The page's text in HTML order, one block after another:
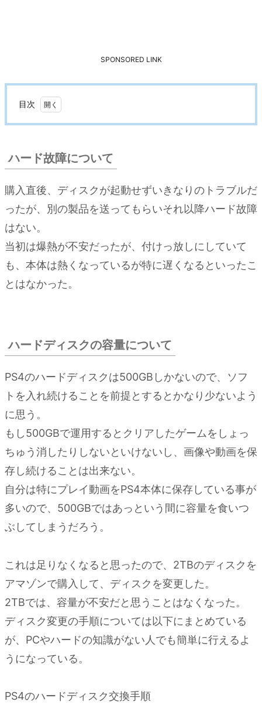
SPONSORED LINK
目次
1.
ー
ド
故
障
に
つ
い
て
ハー
容量
いて
3.
デュ
アル
ック
の問
題
4.
ネッ
プレ
イ
5.
PS4
フト
の数
VR
ハード故障について
購入直後、ディスクが起動せずいきなりのトラブルだ
ったが、別の製品を送ってもらいそれ以降ハード故障
はない。
当初は爆熱が不安だったが、付けっ放しにしていて
も、本体は熱くなっているが特に遅くなるといったこ
とはなかった。
ハードディスクの容量について
PS4のハードディスクは500GBしかないので、ソフ
トを入れ続けることを前提とするとかなり少ないよう
に思う。
もし500GBで運用するとクリアしたゲームをしょっ
ちゅう消したりしないといけないし、画像や動画を保
存し続けることは出来ない。
自分は特にプレイ動画をPS4本体に保存している事が
多いので、500GBではあっという間に容量を食いつ
ぶしてしまうだろう。
これは足りなくなると思ったので、2TBのディスクを
アマゾンで購入して、ディスクを変更した。
2TBでは、容量が不安だと思うことはなくなった。
ディスク変更の手順については以下にまとめている
が、PCやハードの知識がない人でも簡単に行えるよ
うになっている。
PS4のハードディスク交換手順